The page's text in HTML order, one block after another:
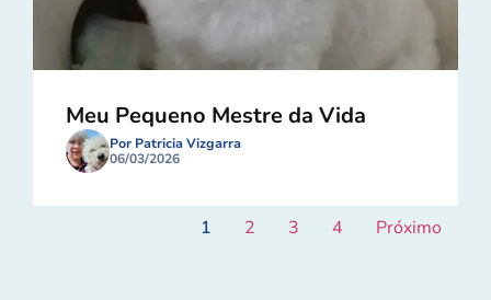
Meu Pequeno Mestre da Vida
Por Patricia Vizgarra
06/03/2026
1 2 3 4 Próximo